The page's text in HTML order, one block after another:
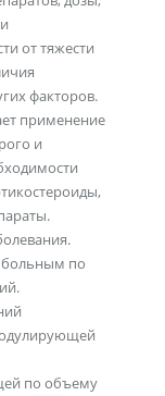
от тяжести
факторов.
применение
и
больным по
по объему